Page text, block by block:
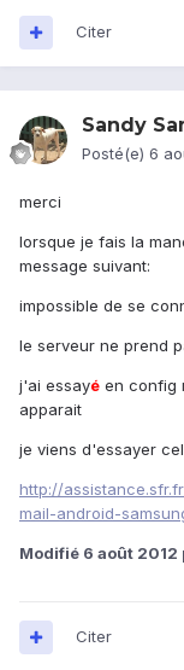
Citer
Sandy
Posté(e) 6
merci
lorsque je fais la
message suivant:
impossible de se
le serveur ne prend
j'ai essayé en config
apparait
je viens d'essayer
http://
mail-android-
Modifié 6 août 2012
Citer